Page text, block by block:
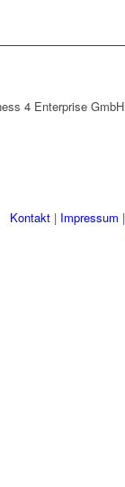
4 Enterprise GmbH
Kontakt | Impressum |